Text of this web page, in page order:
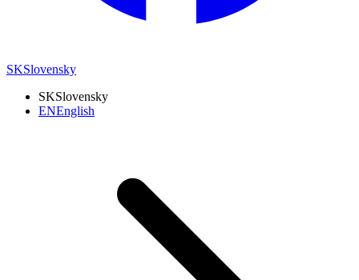
SKSlovensky
SKSlovensky
ENEnglish